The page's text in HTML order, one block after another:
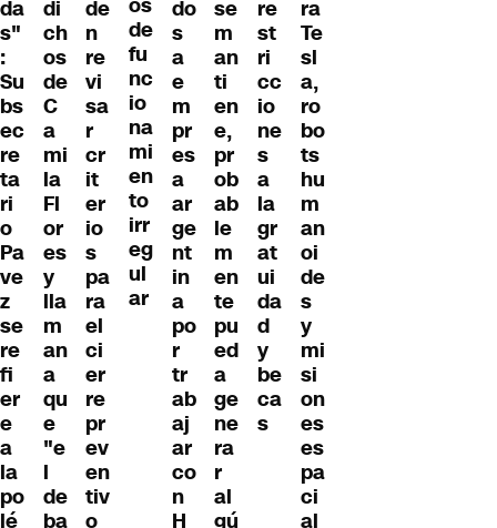
da
s"
:
Su
bs
ec
re
ta
ri
o
Pa
ve
z
se
re
fi
er
e
a
la
po
lé
di
ch
os
de
C
a
mi
la
Fl
or
es
y
lla
m
an
a
qu
e
"e
l
de
ba
de
n
re
vi
sa
r
cr
it
er
io
s
pa
ra
el
ci
er
re
pr
ev
en
tiv
o
de
fu
nc
io
na
mi
en
to
irr
eg
ul
ar
do
s
a
e
m
pr
es
a
ar
ge
nt
in
a
po
r
tr
ab
aj
ar
co
n
H
se
m
an
ti
en
e,
pr
ob
ab
le
m
en
te
pu
ed
a
ge
ne
ra
r
al
gú
re
st
ri
cc
io
ne
s
a
la
gr
at
ui
da
d
y
be
ca
s
ra
Te
sl
a,
ro
bo
ts
hu
m
an
oi
de
s
y
mi
si
on
es
es
pa
ci
al